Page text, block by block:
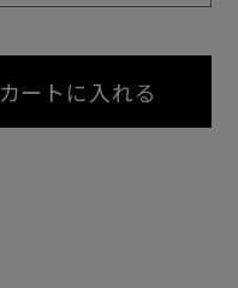
カートに入れる